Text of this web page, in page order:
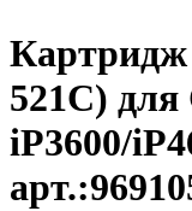
521C)
iP3600/